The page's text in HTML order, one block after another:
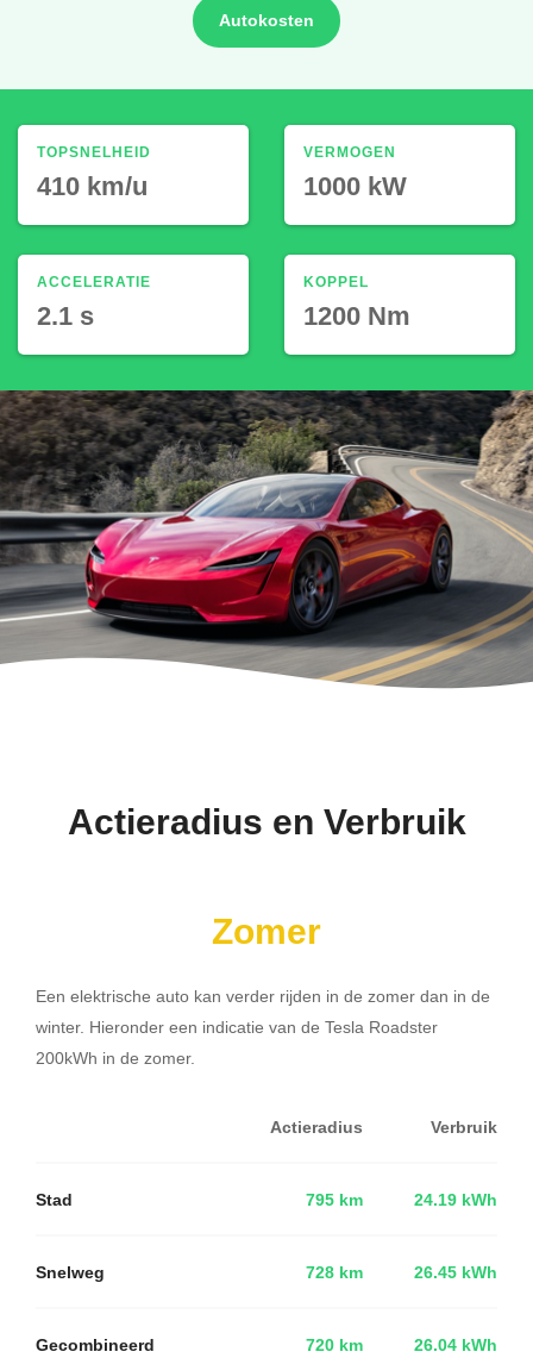
Autokosten
TOPSNELHEID
410 km/u
ACCELERATIE
2.1 s
VERMOGEN
1000 kW
KOPPEL
1200 Nm
Actieradius en Verbruik
Zomer
Een elektrische auto kan verder rijden in de zomer dan in de
winter. Hieronder een indicatie van de Tesla Roadster
200kWh in de zomer.
Actieradius Verbruik
Stad 795 km 24.19 kWh
Snelweg 728 km 26.45 kWh
Gecombineerd 720 km 26.04 kWh